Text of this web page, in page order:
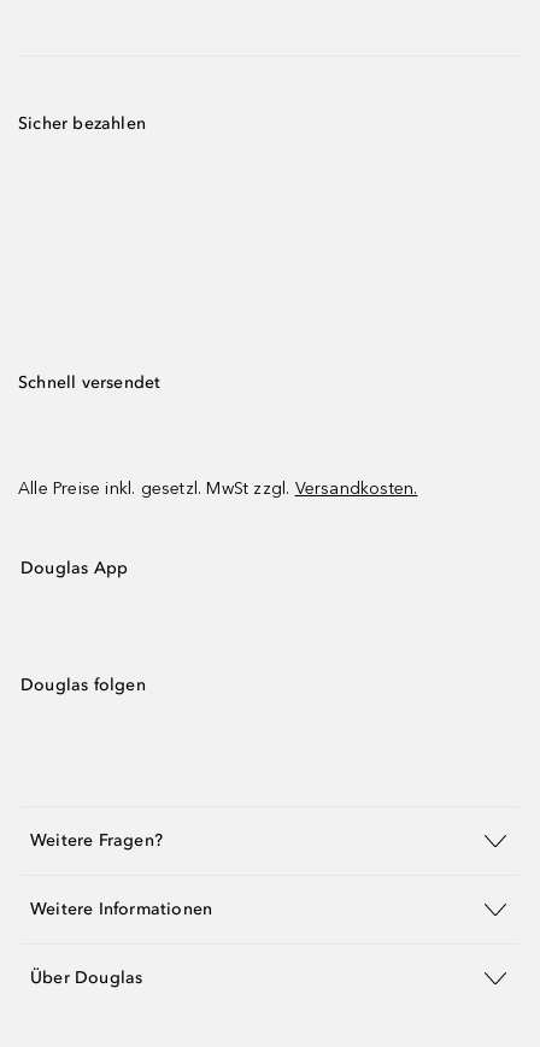
Sicher bezahlen
Schnell versendet
Alle Preise inkl. gesetzl. MwSt zzgl. Versandkosten.
Douglas App
Douglas folgen
Weitere Fragen?
Weitere Informationen
Über Douglas